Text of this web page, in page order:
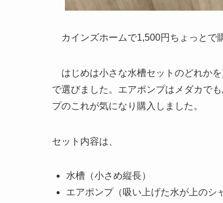
カインズホームで1,500円ちょっとで
はじめは小さな水槽セットのどれか
で選びました。エアポンプはメダカで
プのこれが気になり購入しました。
セット内容は、
水槽（小さめ縦長）
エアポンプ（吸い上げた水が上のシ